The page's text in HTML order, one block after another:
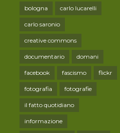
bologna carlo lucarelli
carlo saronio
creative commons
documentario domani
facebook fascismo flickr
fotografia fotografie
il fatto quotidiano
informazione